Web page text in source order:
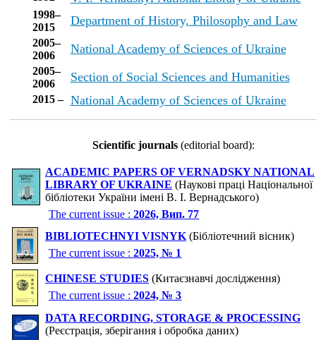
1998–
2015
Department of History, Philosophy and Law
2005–
2006
National Academy of Sciences of Ukraine
2005–
2006
Section of Social Sciences and Humanities
2015 – National Academy of Sciences of Ukraine
Scientific journals (editorial board):
ACADEMIC PAPERS OF VERNADSKY NATIONAL
LIBRARY OF UKRAINE (Наукові праці Національної
бібліотеки України імені В. І. Вернадського)
The current issue :2026, Вип. 77
BIBLIOTECHNYI VISNYK (Бібліотечний вісник)
The current issue :2025, № 1
CHINESE STUDIES (Китаєзнавчі дослідження)
The current issue :2024, № 3
DATA RECORDING, STORAGE & PROCESSING
(Реєстрація, зберігання і обробка даних)